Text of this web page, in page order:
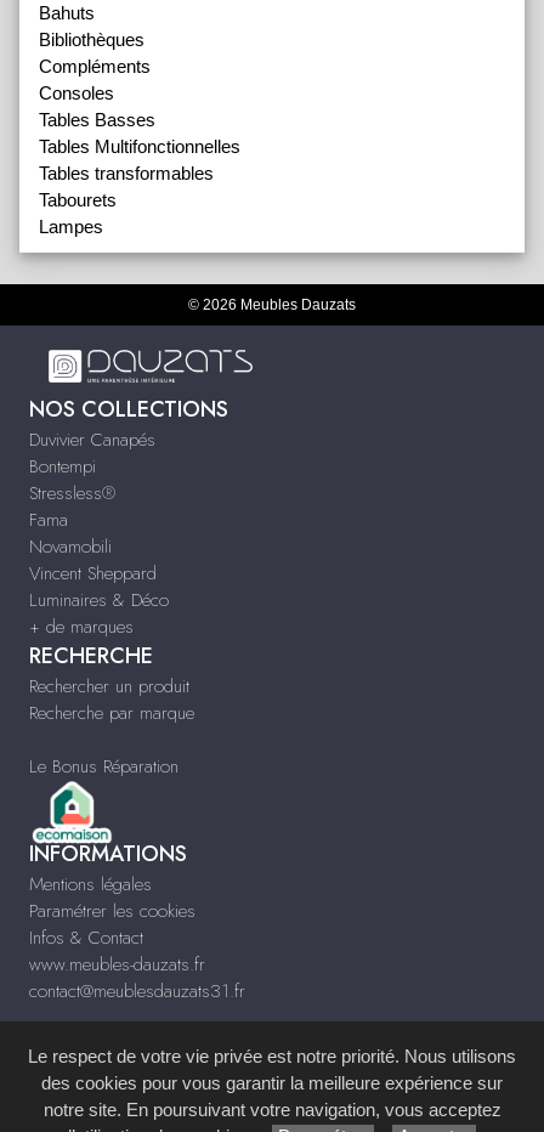
Bahuts
Bibliothèques
Compléments
Consoles
Tables Basses
Tables Multifonctionnelles
Tables transformables
Tabourets
Lampes
© 2026 Meubles Dauzats
NOS COLLECTIONS
Duvivier Canapés
Bontempi
Stressless®
Fama
Novamobili
Vincent Sheppard
Luminaires & Déco
+ de marques
RECHERCHE
Rechercher un produit
Recherche par marque
Le Bonus Réparation
INFORMATIONS
Mentions légales
Paramétrer les cookies
Infos & Contact
www.meubles-dauzats.fr
contact@meublesdauzats31.fr
Site réalisé avec leSystème de Gestion de Contenu (SGC)imagenia, créé et
Le respect de votre vie privée est notre priorité. Nous utilisons
des cookies pour vous garantir la meilleure expérience sur
notre site. En poursuivant votre navigation, vous acceptez